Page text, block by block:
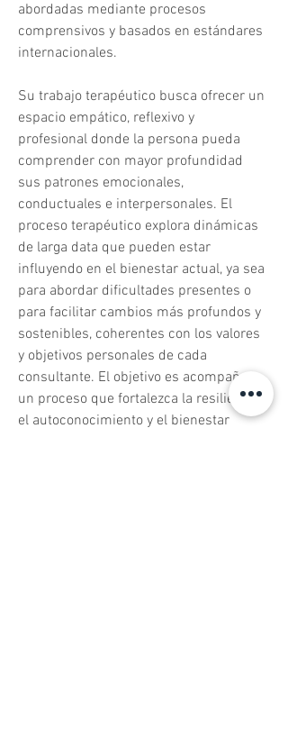
abordadas mediante procesos
comprensivos y basados en estándares
internacionales.
Su trabajo terapéutico busca ofrecer un
espacio empático, reflexivo y
profesional donde la persona pueda
comprender con mayor profundidad
sus patrones emocionales,
conductuales e interpersonales. El
proceso terapéutico explora dinámicas
de larga data que pueden estar
influyendo en el bienestar actual, ya sea
para abordar dificultades presentes o
para facilitar cambios más profundos y
sostenibles, coherentes con los valores
y objetivos personales de cada
consultante. El objetivo es acompañar
un proceso que fortalezca la resiliencia,
el autoconocimiento y el bienestar